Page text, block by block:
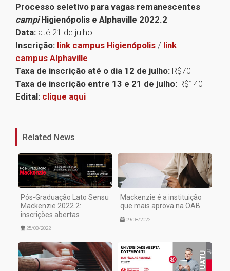
Processo seletivo para vagas remanescentes
campiHigienópolis e Alphaville 2022.2
Data: até 21 de julho
Inscrição: link campus Higienópolis / link
campus Alphaville
Taxa de inscrição até o dia 12 de julho: R$70
Taxa de inscrição entre 13 e 21 de julho: R$140
Edital: clique aqui
Related News
Pós-Graduação Lato Sensu
Mackenzie 2022.2:
inscrições abertas
25/08/2022
Mackenzie é a instituição
que mais aprova na OAB
09/08/2022